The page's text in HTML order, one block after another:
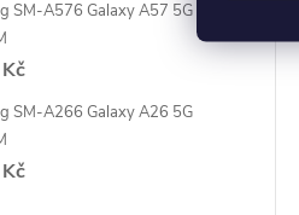
SM-A576 Galaxy A57 5G
SM-A266 Galaxy A26 5G